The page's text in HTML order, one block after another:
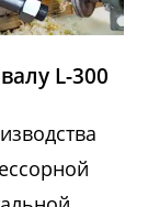
L-300